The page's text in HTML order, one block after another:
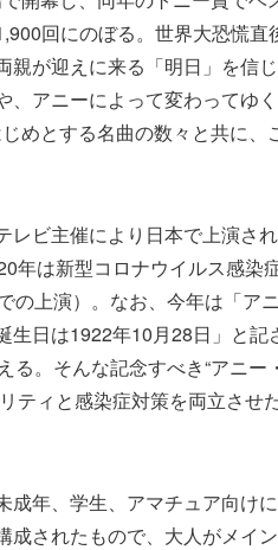
回にのぼる。世界大恐慌
親が迎えに来る「明日」を信
、アニーによって変わってゆ
じめとする名曲の数々と共に
レビ主催により日本で上演
年は新型コロナウイルス感染
の上演）。なお、今年は「ア
生日は1922年10月28日」と
る。そんな記念すべき“アニー
ティと感染症対策を両立させ
成年、学生、アマチュア向け
成されたもので、大人がメイ